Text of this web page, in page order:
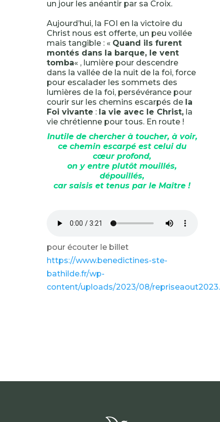
un jour les anéantir par sa Croix.
Aujourd’hui, la FOI en la victoire du
Christ nous est offerte, un peu voilée
mais tangible : « Quand ils furent
montés dans la barque, le vent
tomba« , lumière pour descendre
dans la vallée de la nuit de la foi, force
pour escalader les sommets des
lumières de la foi, persévérance pour
courir sur les chemins escarpés de la
Foi vivante : la vie avec le Christ,la
vie chrétienne pour tous. En route !
Inutile de chercher à toucher, à voir,
ce chemin escarpé est celui du
cœur profond,
on y entre plutôt mouillés,
dépouillés,
car saisis et tenus par le Maître !
pour écouter le billet
https://www.benedictines-ste-
bathilde.fr/wp-
content/uploads/2023/08/